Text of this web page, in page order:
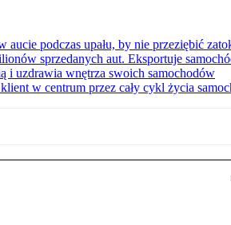
aucie podczas upału, by nie przeziębić
sprzedanych aut. Eksportuje
i uzdrawia wnętrza swoich samochodów
w centrum przez cały cykl życia